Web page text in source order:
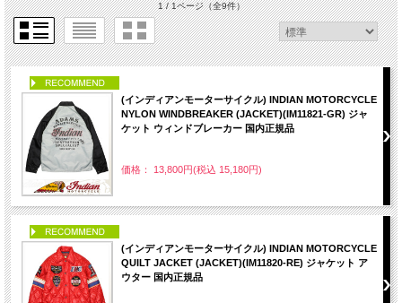
1 / 1ページ（全9件）
(インディアンモーターサイクル) INDIAN MOTORCYCLE
NYLON WINDBREAKER (JACKET)(IM11821-GR) ジャ
ケット ウィンドブレーカー 国内正規品
価格： 13,800円(税込 15,180円)
(インディアンモーターサイクル) INDIAN MOTORCYCLE
QUILT JACKET (JACKET)(IM11820-RE) ジャケット ア
ウター 国内正規品